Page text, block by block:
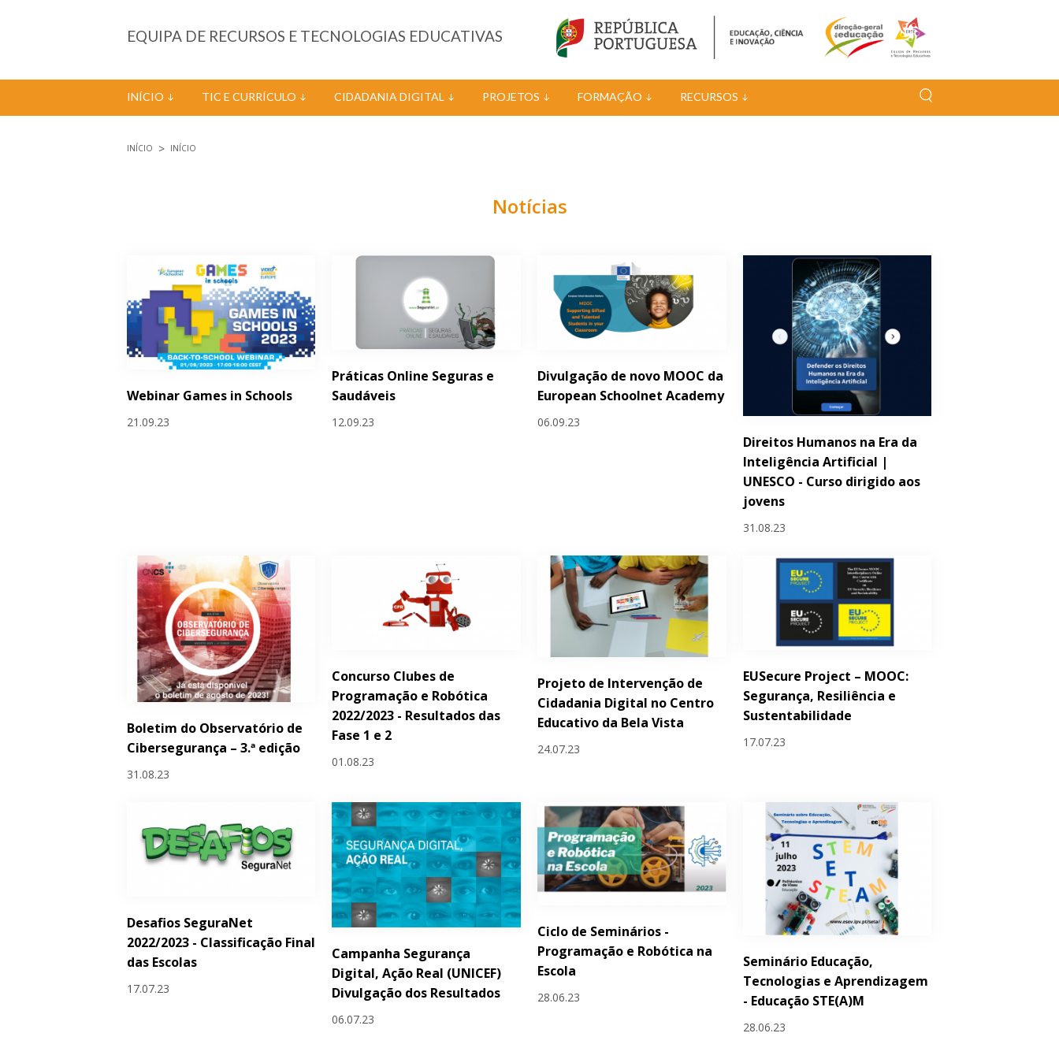
EQUIPA DE RECURSOS E TECNOLOGIAS EDUCATIVAS
INÍCIO TIC E CURRÍCULO CIDADANIA DIGITAL PROJETOS FORMAÇÃO RECURSOS
INÍCIO INÍCIO
Notícias
Webinar Games in Schools
21.09.23
Práticas Online Seguras e
Saudáveis
12.09.23
Divulgação de novo MOOC da
European Schoolnet Academy
06.09.23
Direitos Humanos na Era da
Inteligência Artificial |
UNESCO - Curso dirigido aos
jovens
31.08.23
Boletim do Observatório de
Cibersegurança – 3.ª edição
31.08.23
Concurso Clubes de
Programação e Robótica
2022/2023 - Resultados das
Fase 1 e 2
01.08.23
Projeto de Intervenção de
Cidadania Digital no Centro
Educativo da Bela Vista
24.07.23
EUSecure Project – MOOC:
Segurança, Resiliência e
Sustentabilidade
17.07.23
Desafios SeguraNet
2022/2023 - Classificação Final
das Escolas
17.07.23
Campanha Segurança
Digital, Ação Real (UNICEF)
Divulgação dos Resultados
06.07.23
Ciclo de Seminários -
Programação e Robótica na
Escola
28.06.23
Seminário Educação,
Tecnologias e Aprendizagem
- Educação STE(A)M
28.06.23
Páginas